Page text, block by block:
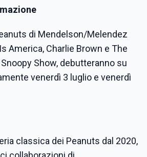
di Mendelson/Melendez
America, Charlie Brown e The
Show, debutteranno su
venerdì 3 luglio e venerdì
classica dei Peanuts dal 2020,